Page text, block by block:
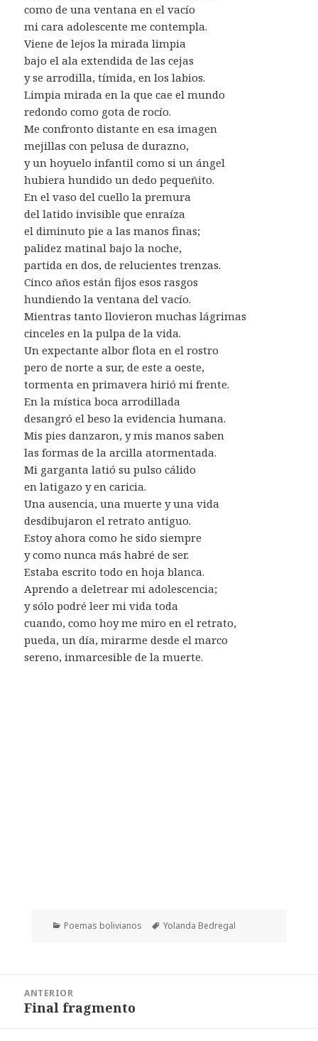
como de una ventana en el vacío
mi cara adolescente me contempla.
Viene de lejos la mirada limpia
bajo el ala extendida de las cejas
y se arrodilla, tímida, en los labios.
Limpia mirada en la que cae el mundo
redondo como gota de rocío.
Me confronto distante en esa imagen
mejillas con pelusa de durazno,
y un hoyuelo infantil como si un ángel
hubiera hundido un dedo pequeñito.
En el vaso del cuello la premura
del latido invisible que enraíza
el diminuto pie a las manos finas;
palidez matinal bajo la noche,
partida en dos, de relucientes trenzas.
Cinco años están fijos esos rasgos
hundiendo la ventana del vacío.
Mientras tanto llovieron muchas lágrimas
cinceles en la pulpa de la vida.
Un expectante albor flota en el rostro
pero de norte a sur, de este a oeste,
tormenta en primavera hirió mi frente.
En la mística boca arrodillada
desangró el beso la evidencia humana.
Mis pies danzaron, y mis manos saben
las formas de la arcilla atormentada.
Mi garganta latió su pulso cálido
en latigazo y en caricia.
Una ausencia, una muerte y una vida
desdibujaron el retrato antiguo.
Estoy ahora como he sido siempre
y como nunca más habré de ser.
Estaba escrito todo en hoja blanca.
Aprendo a deletrear mi adolescencia;
y sólo podré leer mi vida toda
cuando, como hoy me miro en el retrato,
pueda, un día, mirarme desde el marco
sereno, inmarcesible de la muerte.
Categorías
Poemas bolivianos Etiquetas
Yolanda Bedregal
entradas
ANTERIOR
Entrada
Final fragmento